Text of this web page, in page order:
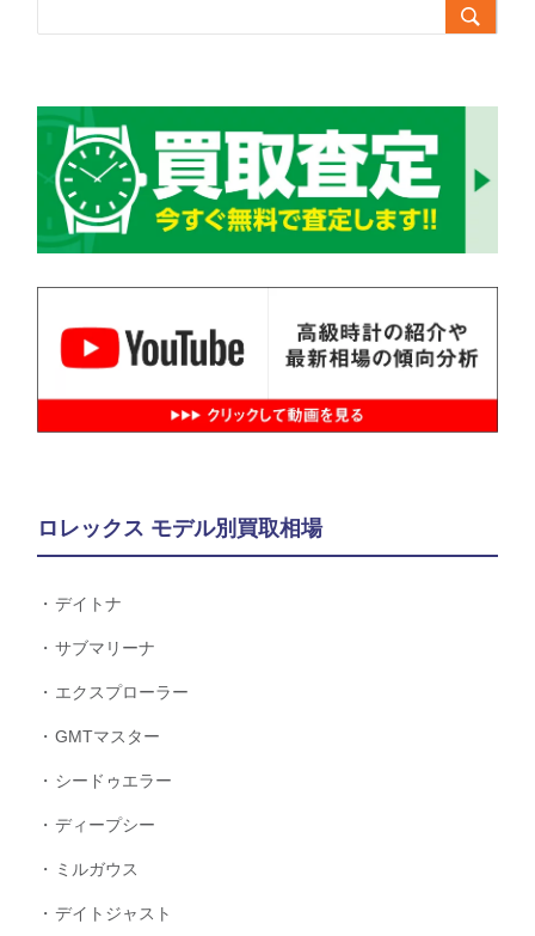

ロレックス モデル別買取相場
デイトナ
サブマリーナ
エクスプローラー
GMTマスター
シードゥエラー
ディープシー
ミルガウス
デイトジャスト